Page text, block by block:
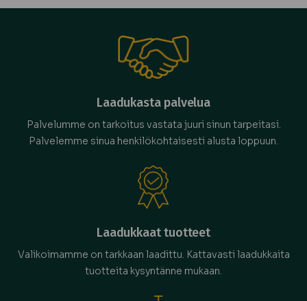
Laadukasta palvelua
Palvelumme on tarkoitus vastata juuri sinun tarpeitasi.
Palvelemme sinua henkilökohtaisesti alusta loppuun.
Laadukkaat tuotteet
Valikoimamme on tarkkaan laadittu. Kattavasti laadukkaita
tuotteita kysyntänne mukaan.